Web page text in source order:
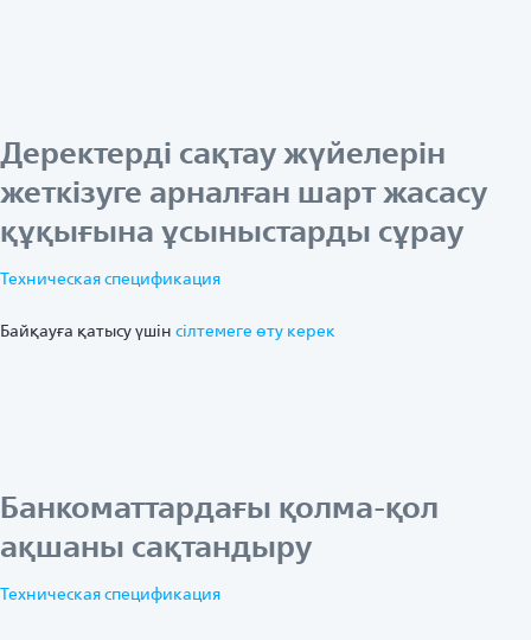
Деректерді сақтау жүйелерін
жеткізуге арналған шарт жасасу
құқығына ұсыныстарды сұрау
Техническая спецификация
Байқауға қатысу үшін ciлтемеге өту керек
Банкоматтардағы қолма-қол
ақшаны сақтандыру
Техническая спецификация